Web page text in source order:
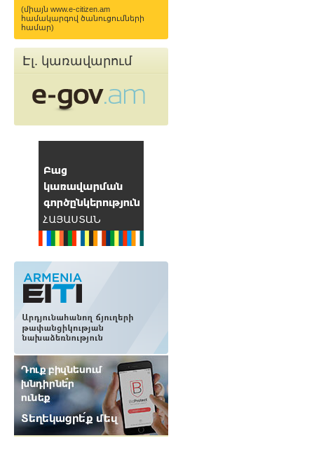
(միայն www.e-citizen.am
համակարգով ծանուցումների
համար)
Էլ. կառավարում